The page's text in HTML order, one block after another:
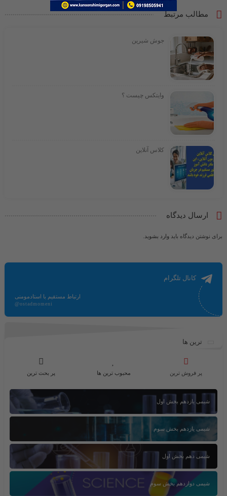
مطالب مرتبط
جوش شیرین
وایتکس چیست ؟
کلاس آنلاین
ارسال دیدگاه
برای نوشتن دیدگاه باید وارد بشوید
کانال تلگرام
ارتباط مستقیم با استادمومنی
@ostadmomeni
ترین ها
پر فروش ترین محبوب ترین ها پر بحث ترین
شیمی یازدهم بخش اول
شیمی یازدهم بخش سوم
شیمی دهم بخش اول
شیمی دوازدهم بخش سوم